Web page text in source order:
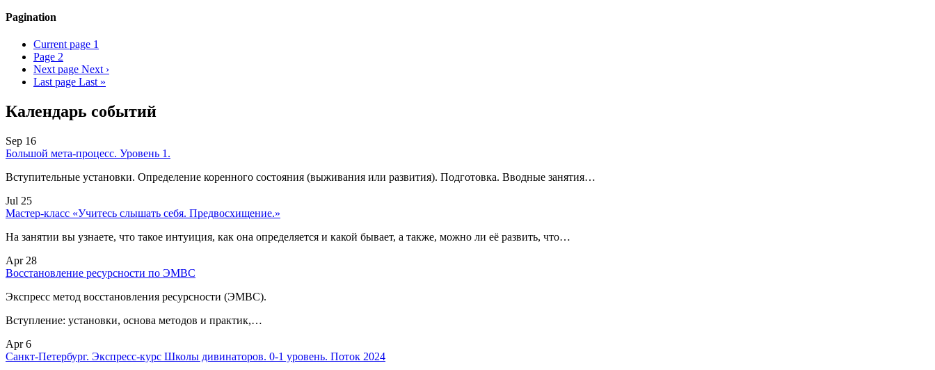
Pagination
Current page 1
Page 2
Next page Next ›
Last page Last »
Календарь событий
Sep 16
Большой мета-процесс. Уровень 1.
Вступительные установки. Определение коренного состояния (выживания или развития). Подготовка. Вводные занятия…
Jul 25
Мастер-класс «Учитесь слышать себя. Предвосхищение.»
На занятии вы узнаете, что такое интуиция, как она определяется и какой бывает, а также, можно ли её развить, что…
Apr 28
Восстановление ресурсности по ЭМВС
Экспресс метод восстановления ресурсности (ЭМВС).
Вступление: установки, основа методов и практик,…
Apr 6
Санкт-Петербург. Экспресс-курс Школы дивинаторов. 0-1 уровень. Поток 2024